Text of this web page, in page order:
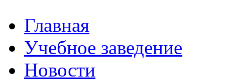
Главная
Учебное заведение
Новости